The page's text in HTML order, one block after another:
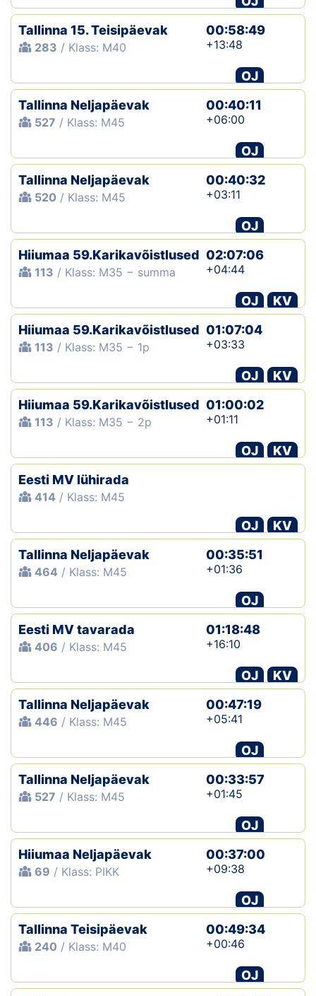
Tallinna 15. Teisipäevak
283 / Klass: M40
00:58:49
+13:48
OJ
Tallinna Neljapäevak
527 / Klass: M45
00:40:11
+06:00
OJ
Tallinna Neljapäevak
520 / Klass: M45
00:40:32
+03:11
OJ
Hiiumaa 59.Karikavõistlused
113 / Klass: M35 − summa
02:07:06
+04:44
OJ
KV
Hiiumaa 59.Karikavõistlused
113 / Klass: M35 − 1p
01:07:04
+03:33
OJ
KV
Hiiumaa 59.Karikavõistlused
113 / Klass: M35 − 2p
01:00:02
+01:11
OJ
KV
Eesti MV lühirada
414 / Klass: M45
OJ
KV
Tallinna Neljapäevak
464 / Klass: M45
00:35:51
+01:36
OJ
Eesti MV tavarada
406 / Klass: M45
01:18:48
+16:10
OJ
KV
Tallinna Neljapäevak
446 / Klass: M45
00:47:19
+05:41
OJ
Tallinna Neljapäevak
527 / Klass: M45
00:33:57
+01:45
OJ
Hiiumaa Neljapäevak
69 / Klass: PIKK
00:37:00
+09:38
OJ
Tallinna Teisipäevak
240 / Klass: M40
00:49:34
+00:46
OJ